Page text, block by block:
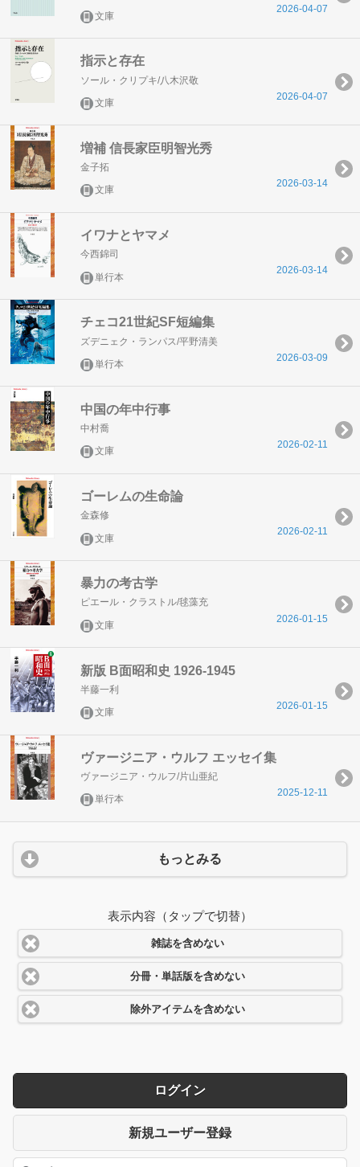
文庫
2026-04-07
指示と存在
ソール・クリプキ/八木沢敬
文庫
2026-04-07
増補 信長家臣明智光秀
金子拓
文庫
2026-03-14
イワナとヤマメ
今西錦司
単行本
2026-03-14
チェコ21世紀SF短編集
ズデニェク・ランパス/平野清美
単行本
2026-03-09
中国の年中行事
中村喬
文庫
2026-02-11
ゴーレムの生命論
金森修
文庫
2026-02-11
暴力の考古学
ピエール・クラストル/毬藻充
文庫
2026-01-15
新版 B面昭和史 1926-1945
半藤一利
文庫
2026-01-15
ヴァージニア・ウルフ エッセイ集
ヴァージニア・ウルフ/片山亜紀
単行本
2025-12-11
もっとみる
表示内容（タップで切替）
雑誌を含めない
分冊・単話版を含めない
除外アイテムを含めない
ログイン
新規ユーザー登録